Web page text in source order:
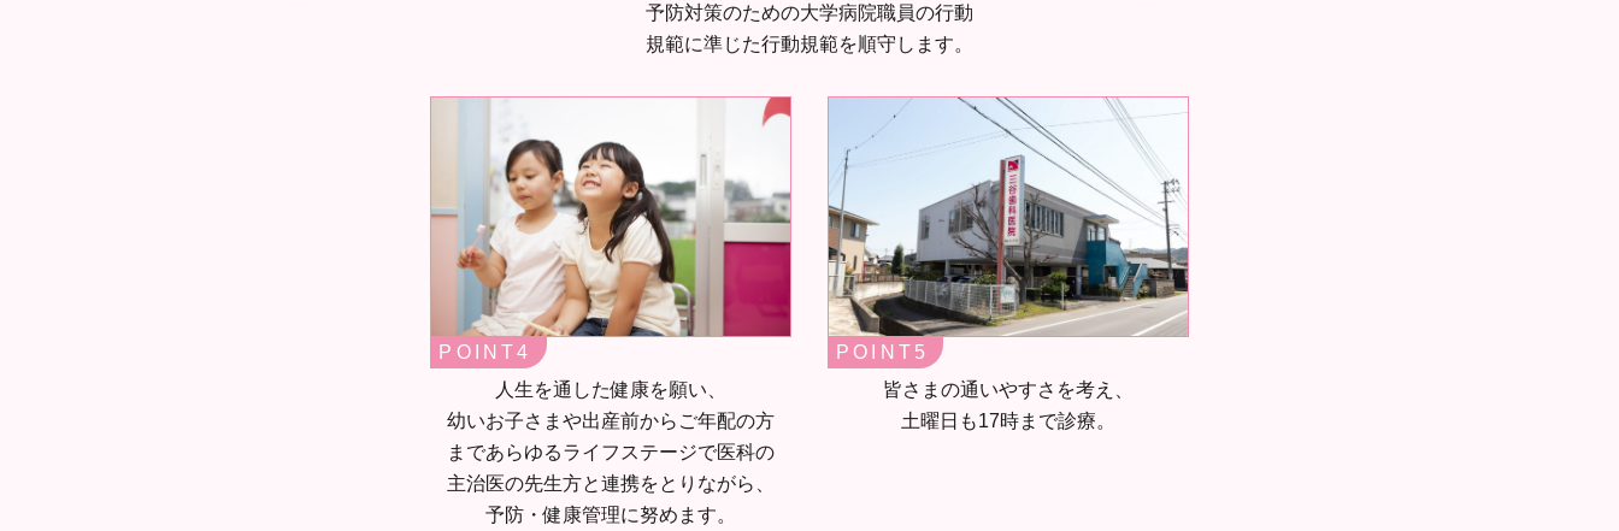
予防対策のための大学病院職員の行動
規範に準じた行動規範を順守します。
POINT
人生を通した健康を願い、
幼いお子さまや出産前からご年配の方
まであらゆるライフステージで医科の
主治医の先生方と連携をとりながら、
予防・健康管理に努めます。
POINT
皆さまの通いやすさを考え、
土曜日も17時まで診療。